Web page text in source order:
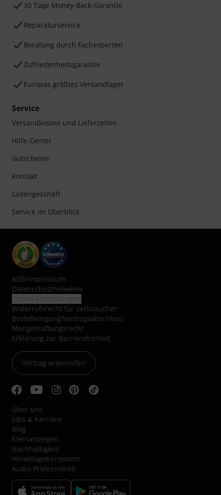
30 Tage Money-Back-Garantie
Reparaturservice
Beratung durch Fachexperten
Zufriedenheitsgarantie
Europas größtes Versandlager
Service
Versandkosten und Lieferzeiten
Hilfe-Center
Gutscheine
Kontakt
Ladengeschäft
Service im Überblick
AGB/Impressum
Datenschutzhinweise
Widerrufsrecht für Verbraucher
Bestellvorgang/Vertragsabschluss
Mängelhaftungsrecht
Erklärung zur Barrierefreiheit
Vertrag widerrufen
Über uns
Jobs & Karriere
Blog
Kleinanzeigen
Nachhaltigkeit
Hinweisgebersystem
Audio Professionell